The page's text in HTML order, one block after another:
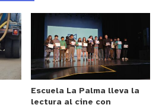
Escuela La Palma lleva la
lectura al cine con